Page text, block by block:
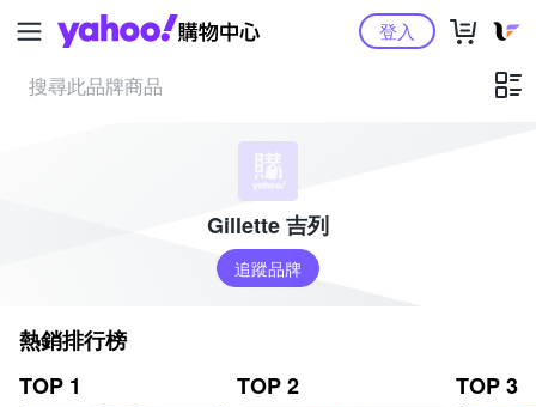
Yahoo購物中心登入
Gillette 吉列
追蹤品牌
熱銷排行榜
TOP 1
TOP 2 TOP 3